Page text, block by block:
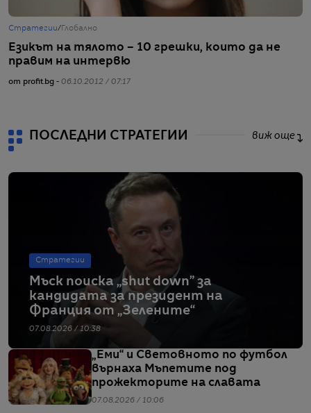
Стратегии/ Глобално
Езикът на тялото – 10 грешки, които да не
правим на интервю
от profit.bg - 06.10.2012 / 07:17
ПОСЛЕДНИ СТРАТЕГИИ виж още
Стратегии
Мъск поиска „shut down” за
кандидата за президент на
Франция от „Зелените“
07.08.2026 / 10:38
„Еми“ и Световното по футбол
върнаха Мъпетите под
прожекторите на славата
07.08.2026 / 10:06